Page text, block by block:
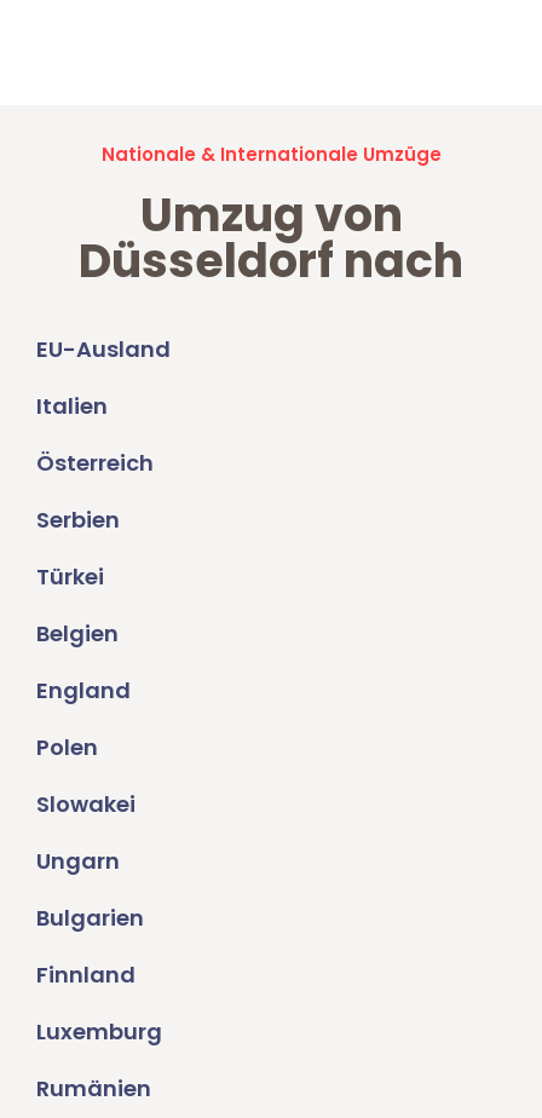
Nationale & Internationale Umzüge
Umzug von
Düsseldorf nach
EU-Ausland
Italien
Österreich
Serbien
Türkei
Belgien
England
Polen
Slowakei
Ungarn
Bulgarien
Finnland
Luxemburg
Rumänien